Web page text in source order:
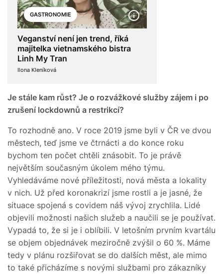
GASTRONOMIE
Veganství není jen trend, říká
majitelka vietnamského bistra
Linh My Tran
Ilona Kleníková
Je stále kam růst? Je o rozvážkové služby zájem i po
zrušení lockdownů a restrikcí?
To rozhodně ano. V roce 2019 jsme byli v ČR ve dvou
městech, teď jsme ve čtrnácti a do konce roku
bychom ten počet chtěli znásobit. To je právě
největším současným úkolem mého týmu.
Vyhledáváme nové příležitosti, nová města a lokality
v nich. Už před koronakrizí jsme rostli a je jasné, že
situace spojená s covidem náš vývoj zrychlila. Lidé
objevili možnosti našich služeb a naučili se je používat.
Vypadá to, že si je i oblíbili. V letošním prvním kvartálu
se objem objednávek meziročně zvýšil o 60 %. Máme
tedy v plánu rozšiřovat se do dalších měst, ale mimo
to také přicházíme s novými službami pro zákazníky